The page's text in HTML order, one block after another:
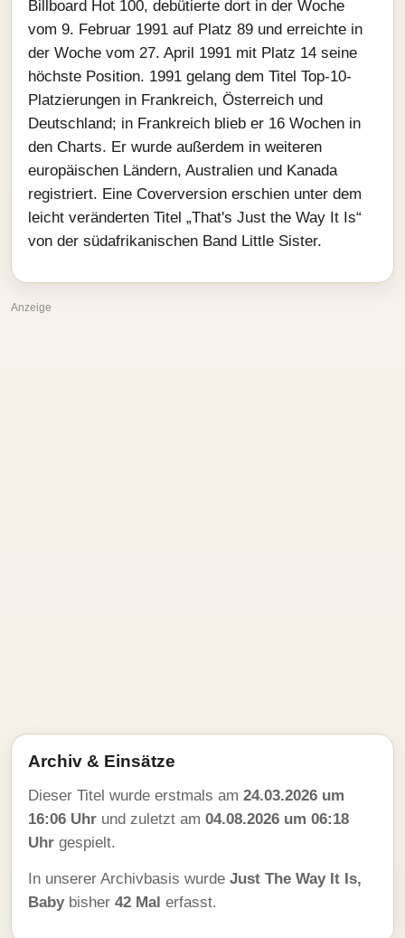
Billboard Hot 100, debütierte dort in der Woche
vom 9. Februar 1991 auf Platz 89 und erreichte in
der Woche vom 27. April 1991 mit Platz 14 seine
höchste Position. 1991 gelang dem Titel Top-10-
Platzierungen in Frankreich, Österreich und
Deutschland; in Frankreich blieb er 16 Wochen in
den Charts. Er wurde außerdem in weiteren
europäischen Ländern, Australien und Kanada
registriert. Eine Coverversion erschien unter dem
leicht veränderten Titel „That's Just the Way It Is“
von der südafrikanischen Band Little Sister.
Anzeige
Archiv & Einsätze
Dieser Titel wurde erstmals am 24.03.2026 um
16:06 Uhr und zuletzt am 04.08.2026 um 06:18
Uhr gespielt.
In unserer Archivbasis wurde Just The Way It Is,
Babybisher 42 Mal erfasst.